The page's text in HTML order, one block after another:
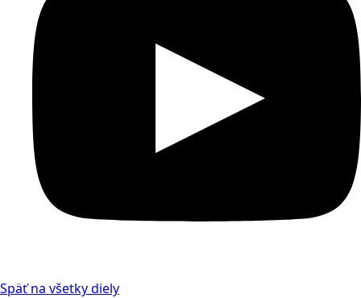
Späť na všetky diely